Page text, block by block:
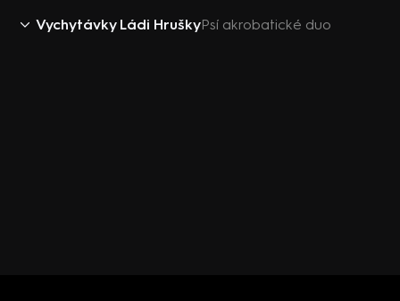
Vychytávky Ládi HruškyPsí akrobatické duo